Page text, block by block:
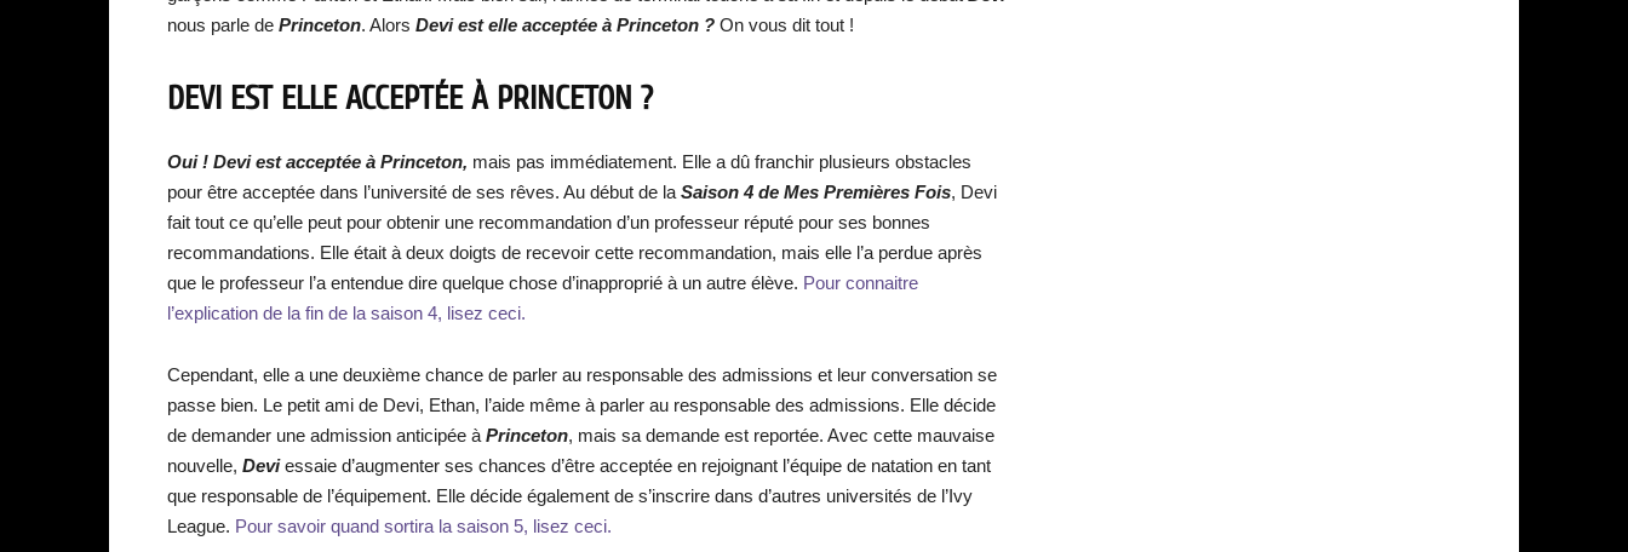
nous parle de Princeton. Alors Devi est elle acceptée à Princeton ? On vous dit tout !
DEVI EST ELLE ACCEPTÉE À PRINCETON ?
Oui ! Devi est acceptée à Princeton, mais pas immédiatement. Elle a dû franchir plusieurs obstacles
pour être acceptée dans l’université de ses rêves. Au début de la Saison 4 de Mes Premières Fois, Devi
fait tout ce qu’elle peut pour obtenir une recommandation d’un professeur réputé pour ses bonnes
recommandations. Elle était à deux doigts de recevoir cette recommandation, mais elle l’a perdue après
que le professeur l’a entendue dire quelque chose d’inapproprié à un autre élève. Pour connaitre
l’explication de la fin de la saison 4, lisez ceci.
Cependant, elle a une deuxième chance de parler au responsable des admissions et leur conversation se
passe bien. Le petit ami de Devi, Ethan, l’aide même à parler au responsable des admissions. Elle décide
de demander une admission anticipée à Princeton, mais sa demande est reportée. Avec cette mauvaise
nouvelle, Deviessaie d’augmenter ses chances d’être acceptée en rejoignant l’équipe de natation en tant
que responsable de l’équipement. Elle décide également de s’inscrire dans d’autres universités de l’Ivy
League. Pour savoir quand sortira la saison 5, lisez ceci.